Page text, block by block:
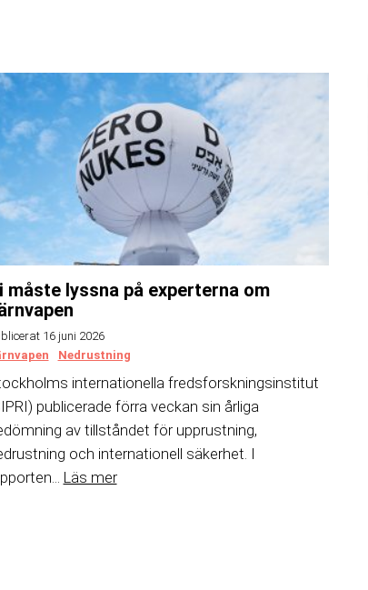
måste lyssna på experterna om
16 juni 2026
Nedrustning
internationella fredsforskningsinstitut
publicerade förra veckan sin årliga
av tillståndet för upprustning,
och internationell säkerhet. I
Läs mer